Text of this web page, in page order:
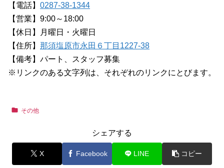
【電話】 0287-38-1344
【営業】9:00～18:00
【休日】月曜日・火曜日
【住所】 那須塩原市永田６丁目1227-38
【備考】パート、スタッフ募集
※リンクのある文字列は、それぞれのリンクにとびます。
その他
シェアする
X Facebook LINE コピー